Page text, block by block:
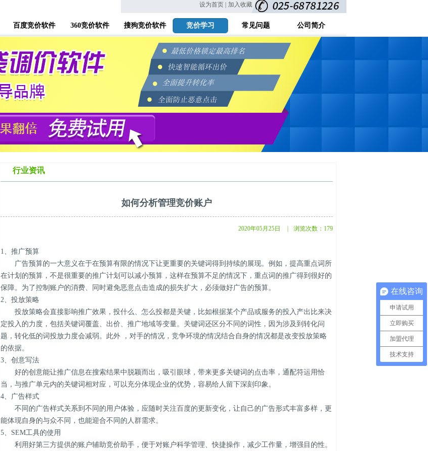
设为首页 | 加入收藏
百度竞价软件 360竞价软件 搜狗竞价软件 竞价学习 常见问题 公司简介
行业资讯
如何分析管理竞价账户
2020年05月25日 浏览次数： 179
1、推广预算
广告预算的一大意义在于在预算有限的情况下让更重要的关键词得到持续的展现。例如，提高重点词所
在计划的预算，不是很重要的推广计划可以减小预算，这样在预算不足的情况下，重点词的推广得到很好的
保障。为了控制账户的消费、同时避免恶意点击造成的损失扩大，必须做好广告的预算。
2、投放策略
投放策略会直接影响推广效果，投什么、怎么投都是关键，比如根据某个产品或服务的投入产出比来决
定投入的力度，包括关键词覆盖、出价、推广地域等变量。关键词还区分不同的词性，因为涉及到转化问
题，转化低的词投放力度会减弱。此外 ，对手的情况，竞争环境的情况结合自身的情况都是改变投放策略
的依据。
3、创意写法
好的创意能让推广信息在搜索结果中脱颖而出，吸引眼球，带来更多关键词的点击率，通配符运用恰
当，与推广单元内的关键词相对应，可以充分体现企业的优势，容易给人留下深刻印象。
4、广告样式
不同的广告样式关系到不同的用户体验，应随时关注百度的更新变化，让自己的广告形式丰富多样，更
能体现自身的与众不同，也能迎合不同的人群需求。
5、SEM工具的使用
利用好第三方提供的账户辅助竞价助手，便于对账户科学管理、快捷操作，减少工作量，增强目的性。
在线咨询
申请试用
立即购买
加盟代理
技术支持